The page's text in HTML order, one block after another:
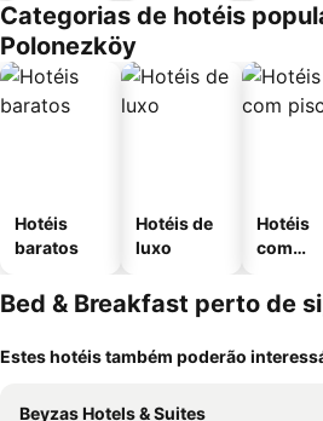
Categorias de hotéis
Polonezköy
Hotéis
baratos
Hotéis de
luxo
Hotéis
com
Bed & Breakfast perto de
Estes hotéis também poderão
Beyzas Hotels & Suites